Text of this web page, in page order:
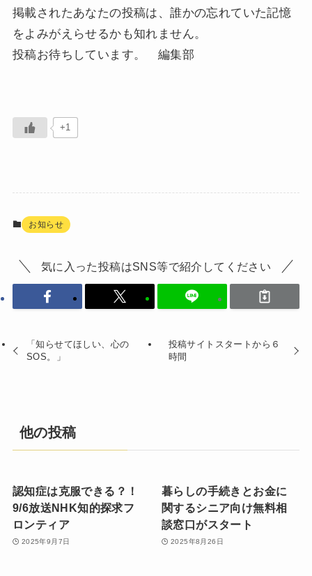
掲載されたあなたの投稿は、誰かの忘れていた記憶
をよみがえらせるかも知れません。
投稿お待ちしています。 編集部
+1
お知らせ
気に入った投稿はSNS等で紹介してください
「知らせてほしい、心の
SOS。」
投稿サイトスタートから６
時間
他の投稿
認知症は克服できる？！
9/6放送NHK知的探求フ
ロンティア
2025年9月7日
暮らしの手続きとお金に
関するシニア向け無料相
談窓口がスタート
2025年8月26日